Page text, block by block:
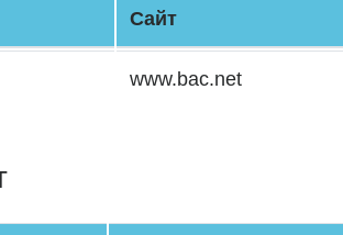
Сайт
www.bac.net